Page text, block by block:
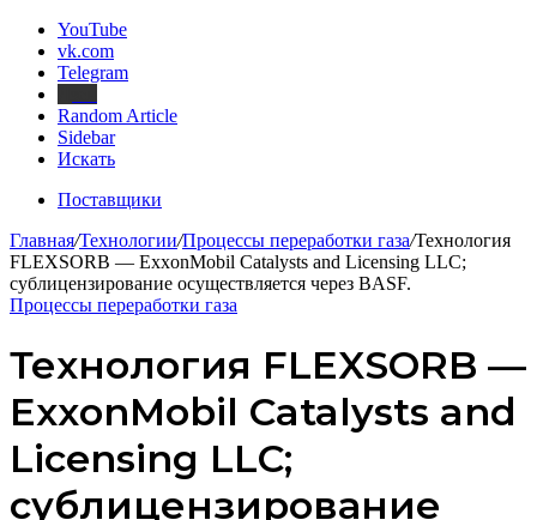
YouTube
vk.com
Telegram
Random Article
Sidebar
Искать
Поставщики
Главная/Технологии/Процессы переработки газа/Технология
FLEXSORB — ExxonMobil Catalysts and Licensing LLC;
сублицензирование осуществляется через BASF.
Процессы переработки газа
Технология FLEXSORB —
ExxonMobil Catalysts and
Licensing LLC;
сублицензирование